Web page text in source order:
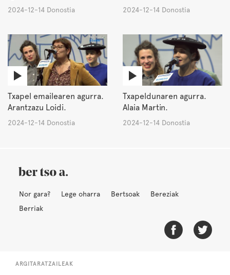
2024-12-14 Donostia 2024-12-14 Donostia
Txapel emailearen agurra.
Arantzazu Loidi.
2024-12-14 Donostia
Txapeldunaren agurra.
Alaia Martin.
2024-12-14 Donostia
Nor gara? Lege oharra Bertsoak
Bereziak
Berriak
ARGITARATZAILEAK